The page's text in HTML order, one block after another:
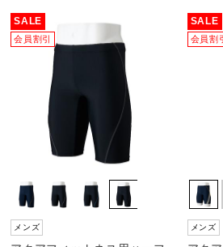
SALE
会員割引
メンズ
SALE
会員割引
メンズ